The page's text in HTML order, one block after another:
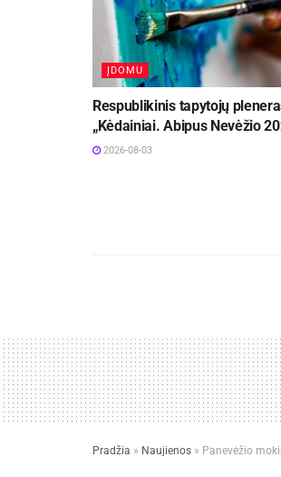
ĮDOMU
Respublikinis tapytojų
„Kėdainiai. Abipus Nevėžio
2026-08-03
Pradžia » Naujienos » Panevėžio